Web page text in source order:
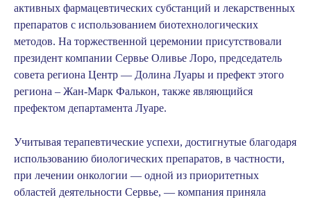
активных фармацевтических субстанций и лекарственных
препаратов с использованием биотехнологических
методов. На торжественной церемонии присутствовали
президент компании Сервье Оливье Лоро, председатель
совета региона Центр — Долина Луары и префект этого
региона – Жан-Марк Фалькон, также являющийся
префектом департамента Луаре.
Учитывая терапевтические успехи, достигнутые благодаря
использованию биологических препаратов, в частности,
при лечении онкологии — одной из приоритетных
областей деятельности Сервье, — компания приняла